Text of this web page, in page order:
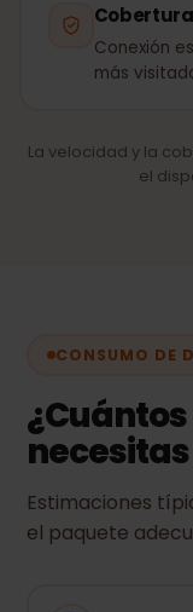
Conexión
más
La velocidad y la
el
CONSUMO DE
Estimaciones
el paquete